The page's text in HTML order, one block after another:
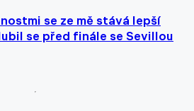
se ze mě stává lepší
se před finále se Sevillou